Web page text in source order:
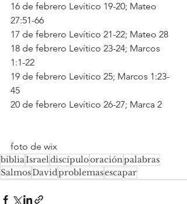
16 de febrero Levítico 19-20; Mateo
27:51-66
17 de febrero Levítico 21-22; Mateo 28
18 de febrero Levítico 23-24; Marcos
1:1-22
19 de febrero Levítico 25; Marcos 1:23-
45
20 de febrero Levítico 26-27; Marca 2
foto de wix
bibliaIsraeldiscípulooraciónpalabras
SalmosDavidproblemasescapar